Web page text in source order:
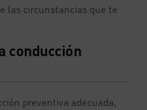
las circunstancias que te
conducción
preventiva adecuada,